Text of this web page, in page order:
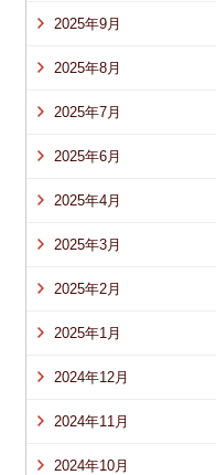
2025年9月
2025年8月
2025年7月
2025年6月
2025年4月
2025年3月
2025年2月
2025年1月
2024年12月
2024年11月
2024年10月